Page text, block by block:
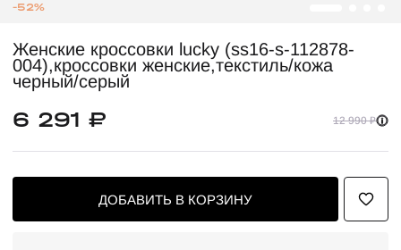
-52%
Женские кроссовки lucky (ss16-s-112878-
004),кроссовки женские,текстиль/кожа
черный/серый
6 291 ₽ 12 990 ₽
ДОБАВИТЬ В КОРЗИНУ